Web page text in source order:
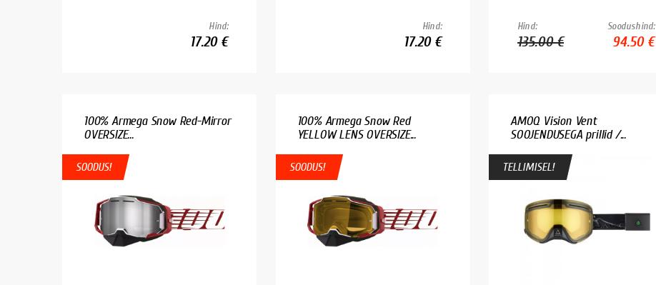
Hind:
17.20 €
Hind:
17.20 €
Hind:
135.00 €
Soodushind:
94.50 €
100% Armega Snow Red-Mirror
OVERSIZE...
SOODUS!
100% Armega Snow Red
YELLOW LENS OVERSIZE...
SOODUS!
AMOQ Vision Vent
SOOJENDUSEGA prillid /...
TELLIMISEL!